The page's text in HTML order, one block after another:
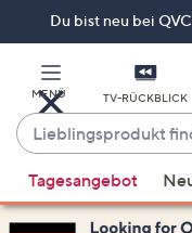
Du bist neu bei
MENÜ TV-RÜCKBLICK
Lieblingsprodukt
finden
Vorschläge
verfügbar
Tagesangebot